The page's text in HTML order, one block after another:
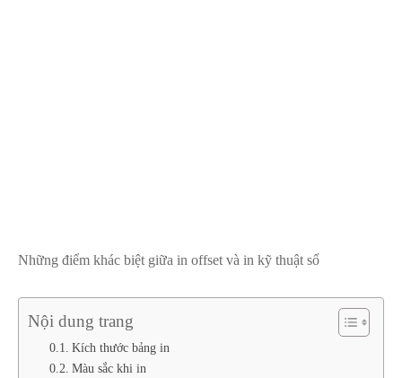
Những điểm khác biệt giữa in offset và in kỹ thuật số
Nội dung trang
Kích thước bảng in
Màu sắc khi in